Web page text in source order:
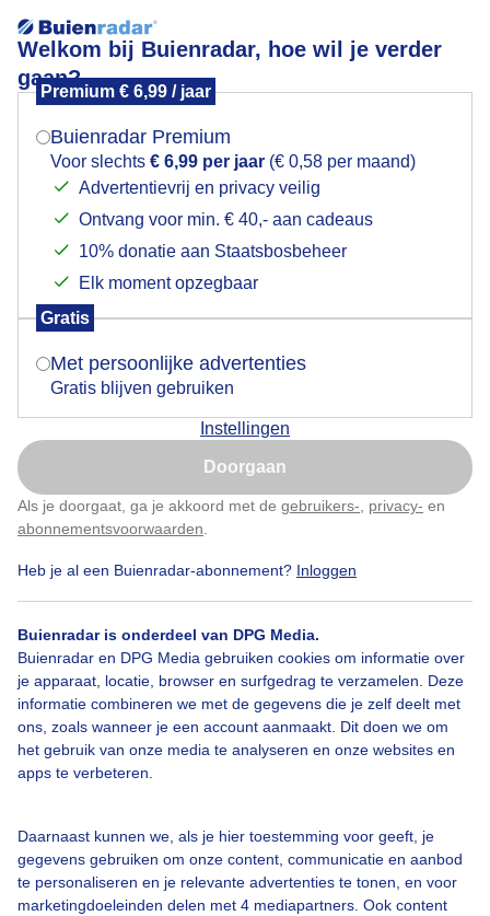
Welkom bij Buienradar, hoe wil je verder
gaan?
Premium € 6,99 / jaar
Buienradar Premium
Voor slechts € 6,99 per jaar (€ 0,58 per maand)
Advertentievrij en privacy veilig
Ontvang voor min. € 40,- aan cadeaus
10% donatie aan Staatsbosbeheer
Elk moment opzegbaar
Gratis
Met persoonlijke advertenties
Gratis blijven gebruiken
Instellingen
Doorgaan
Als je doorgaat, ga je akkoord met de gebruikers- privacy- en
abonnementsvoorwaarden
Heb je al een Buienradar-abonnement? Inloggen
Buienradar is onderdeel van DPG Media.
Buienradar en DPG Media gebruiken cookies om informatie over
je apparaat, locatie, browser en surfgedrag te verzamelen. Deze
informatie combineren we met de gegevens die je zelf deelt met
ons, zoals wanneer je een account aanmaakt. Dit doen we om
het gebruik van onze media te analyseren en onze websites en
apps te verbeteren.
Daarnaast kunnen we, als je hier toestemming voor geeft, je
gegevens gebruiken om onze content, communicatie en aanbod
te personaliseren en je relevante advertenties te tonen, en voor
marketingdoeleinden delen met 4 mediapartners. Ook content
Zon en stevige wind
Zon en stevige wind
Door: Anne-Marie van Iersel Gemaakt: 23-05-2025, 32x bekeken
Bekijk slideshow
Een moment geduld aub...
Mogen we je locatie gebruiken voor het
Indien je hier nog geen akkoord op hebt gegeven,
verschijnt er zo een pop-up uit je browser waarin
Is goed, toon de popup
Nu niet, misschien later
Klik hierom dit aan te passen